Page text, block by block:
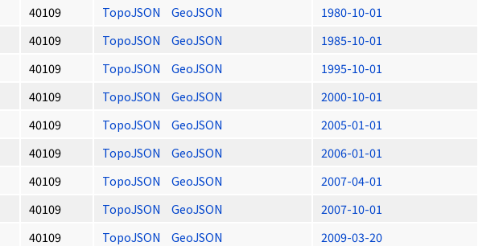
40109 TopoJSON GeoJSON
1980-10-01
40109 TopoJSON GeoJSON
1985-10-01
40109 TopoJSON GeoJSON
1995-10-01
40109 TopoJSON GeoJSON
2000-10-01
40109 TopoJSON GeoJSON
2005-01-01
40109 TopoJSON GeoJSON
2006-01-01
40109 TopoJSON GeoJSON
2007-04-01
40109 TopoJSON GeoJSON
2007-10-01
40109 TopoJSON GeoJSON
2009-03-20